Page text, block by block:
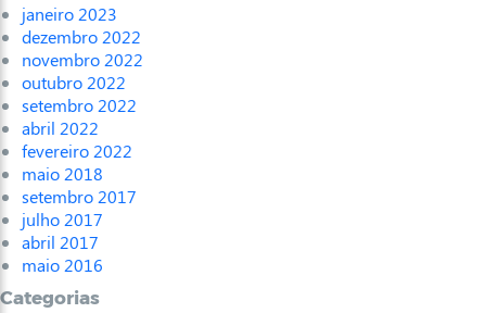
janeiro 2023
dezembro 2022
novembro 2022
outubro 2022
setembro 2022
abril 2022
fevereiro 2022
maio 2018
setembro 2017
julho 2017
abril 2017
maio 2016
Categorias